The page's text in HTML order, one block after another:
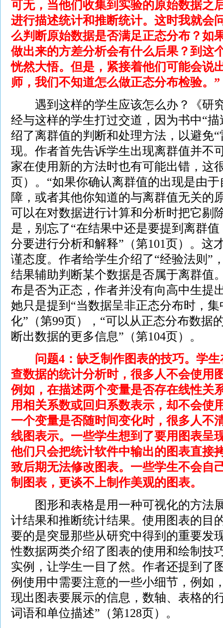
可无，当他们收集到实验的原始数据之
进行描述统计和推断统计。这时我就会
么判断原始数据是否满足正态分布？如
做出来的方差分析会有什么后果？到这
恍然大悟。但是，紧接着他们可能会说
师，我们不知道怎么做正态分布检验。”
遇到这样的学生应该怎么办？《研
经与这样的学生打过交道，因为书中“
绍了离群值的判断和处理方法，以避免
现。作者首先告诉学生出现离群值并不
家在使用新的方法时也有可能出错，这
页）。“如果你确认离群值的出现是由
障，或者其他你知道的与离群值无关的
可以在对数据进行计算和分析时把它剔
是，别忘了“在结果中还是要提到离群
分要进行分析和解释”（第101页）。这
谨态度。作者给学生介绍了“经验法则”
结果辅助判断某个数据是否属于离群值
布是否为正态，作者并没有向高中生提
她只是提到“当数据呈非正态分布时，
化”（第99页），“可以从正态分布数据
断出数据的更多信息”（第104页）。
问题4：缺乏制作图表的技巧。学
查数据的统计分析时，很多人不会使用
例如，在描述两个变量是否存在线性关
用相关系数或回归系数表示，却不会使
一个变量是否随时间变化时，很多人不
线图表示。一些学生想到了要用图表呈
他们只会把统计软件中输出的图表直接
致后期无法修改图表。一些学生不会自
制图表，更谈不上制作美观的图表。
图形和表格是用一种可视化的方法
计结果和推断统计结果。使用图表的目
要的是突显那些从研究中得到的重要发
性数据两类介绍了图表的使用和绘制技
实例，让学生一目了然。作者还提到了
例使用中需要注意的一些小细节，例如
现出图表要展示的信息，数轴、表格的
词语和单位描述”（第128页）。